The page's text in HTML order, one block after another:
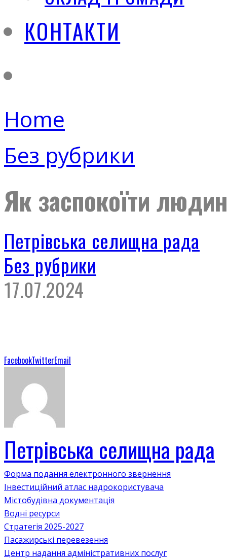
КОНТАКТИ
Home
Без рубрики
Як заспокоїти
Петрівська селищна рада
Без рубрики
17.07.2024
FacebookTwitterEmail
Петрівська селищна рада
Форма подання електронного звернення
Інвестиційний атлас надрокористувача
Містобудівна документація
Водні ресурси
Стратегія 2025-2027
Пасажирські перевезення
Центр надання адміністративних послуг